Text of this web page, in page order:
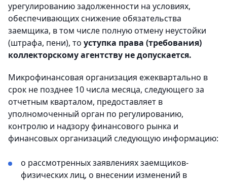
урегулированию задолженности на условиях,
обеспечивающих снижение обязательства
заемщика, в том числе полную отмену неустойки
(штрафа, пени), то уступка права (требования)
коллекторскому агентству не допускается.
Микрофинансовая организация ежеквартально в
срок не позднее 10 числа месяца, следующего за
отчетным кварталом, предоставляет в
уполномоченный орган по регулированию,
контролю и надзору финансового рынка и
финансовых организаций следующую информацию:
о рассмотренных заявлениях заемщиков-
физических лиц, о внесении изменений в